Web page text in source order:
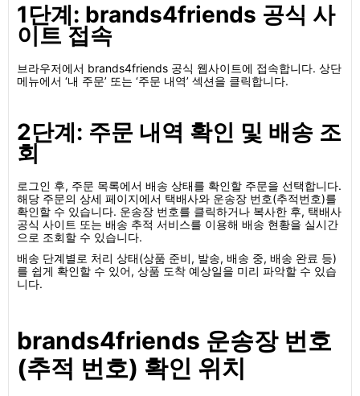
1단계: brands4friends 공식 사
이트 접속
브라우저에서 brands4friends 공식 웹사이트에 접속합니다. 상단
메뉴에서 ‘내 주문’ 또는 ‘주문 내역’ 섹션을 클릭합니다.
2단계: 주문 내역 확인 및 배송 조
회
로그인 후, 주문 목록에서 배송 상태를 확인할 주문을 선택합니다.
해당 주문의 상세 페이지에서 택배사와 운송장 번호(추적번호)를
확인할 수 있습니다. 운송장 번호를 클릭하거나 복사한 후, 택배사
공식 사이트 또는 배송 추적 서비스를 이용해 배송 현황을 실시간
으로 조회할 수 있습니다.
배송 단계별로 처리 상태(상품 준비, 발송, 배송 중, 배송 완료 등)
를 쉽게 확인할 수 있어, 상품 도착 예상일을 미리 파악할 수 있습
니다.
brands4friends 운송장 번호
(추적 번호) 확인 위치